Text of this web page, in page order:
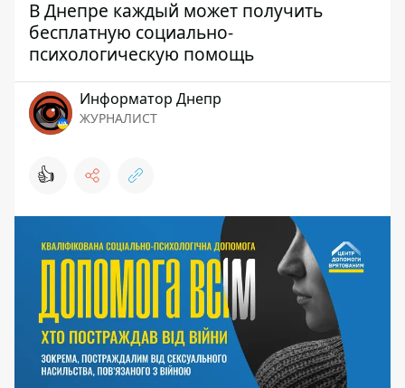
В Днепре каждый может получить
бесплатную социально-
психологическую помощь
Информатор Днепр
ЖУРНАЛИСТ
👍